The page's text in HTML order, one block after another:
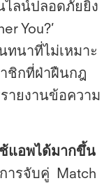
ลน์ปลอดภัยยิ่ง
You?’
นาที่ไม่เหมาะ
ชิกที่ฝ่าฝืนกฎ
ายงานข้อความ
แอพได้มากขึ้น
ารจับคู่ Match